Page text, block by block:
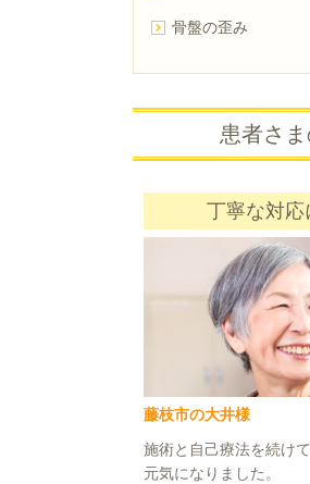
骨盤の歪み
患者さ
丁寧な対応
藤枝市の大井様
施術と自己療法を続け
元気になりました。